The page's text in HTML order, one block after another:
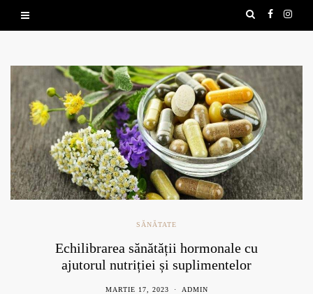
SĂNĂTATE
Echilibrarea sănătății hormonale cu
ajutorul nutriției și suplimentelor
MARTIE 17, 2023 ADMIN